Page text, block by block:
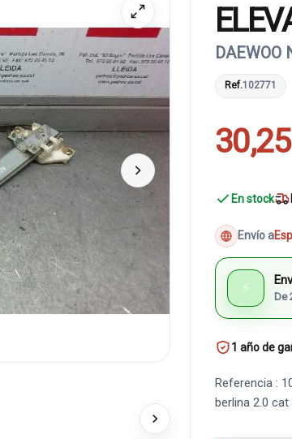
DAEWOO
Ref.102771
En stock
Envío a
⚡
De
1 año de
Referencia :
berlina 2.0